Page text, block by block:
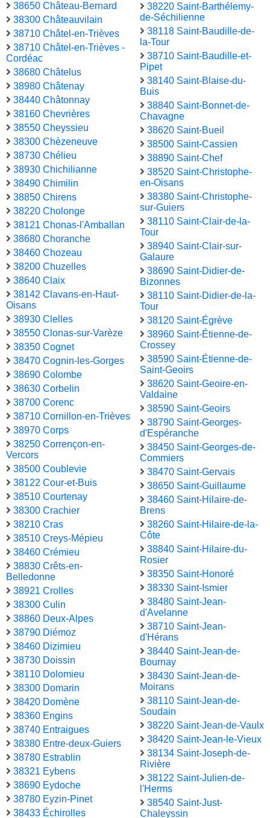
38650 Château-Bernard
38300 Châteauvilain
38710 Châtel-en-Trièves
38710 Châtel-en-Trièves -
Cordéac
38680 Châtelus
38980 Châtenay
38440 Châtonnay
38160 Chevrières
38550 Cheyssieu
38300 Chèzeneuve
38730 Chélieu
38930 Chichilianne
38490 Chimilin
38850 Chirens
38220 Cholonge
38121 Chonas-l'Amballan
38680 Choranche
38460 Chozeau
38200 Chuzelles
38640 Claix
38142 Clavans-en-Haut-
Oisans
38930 Clelles
38550 Clonas-sur-Varèze
38350 Cognet
38470 Cognin-les-Gorges
38690 Colombe
38630 Corbelin
38700 Corenc
38710 Cornillon-en-Trièves
38970 Corps
38250 Corrençon-en-
Vercors
38500 Coublevie
38122 Cour-et-Buis
38510 Courtenay
38300 Crachier
38210 Cras
38510 Creys-Mépieu
38460 Crémieu
38830 Crêts-en-
Belledonne
38921 Crolles
38300 Culin
38860 Deux-Alpes
38790 Diémoz
38460 Dizimieu
38730 Doissin
38110 Dolomieu
38300 Domarin
38420 Domène
38360 Engins
38740 Entraigues
38380 Entre-deux-Guiers
38780 Estrablin
38321 Eybens
38690 Eydoche
38780 Eyzin-Pinet
38433 Échirolles
38220 Saint-Barthélemy-
de-Séchilienne
38118 Saint-Baudille-de-
la-Tour
38710 Saint-Baudille-et-
Pipet
38140 Saint-Blaise-du-
Buis
38840 Saint-Bonnet-de-
Chavagne
38620 Saint-Bueil
38500 Saint-Cassien
38890 Saint-Chef
38520 Saint-Christophe-
en-Oisans
38380 Saint-Christophe-
sur-Guiers
38110 Saint-Clair-de-la-
Tour
38940 Saint-Clair-sur-
Galaure
38690 Saint-Didier-de-
Bizonnes
38110 Saint-Didier-de-la-
Tour
38120 Saint-Égrève
38960 Saint-Étienne-de-
Crossey
38590 Saint-Étienne-de-
Saint-Geoirs
38620 Saint-Geoire-en-
Valdaine
38590 Saint-Geoirs
38790 Saint-Georges-
d'Espéranche
38450 Saint-Georges-de-
Commiers
38470 Saint-Gervais
38650 Saint-Guillaume
38460 Saint-Hilaire-de-
Brens
38260 Saint-Hilaire-de-la-
Côte
38840 Saint-Hilaire-du-
Rosier
38350 Saint-Honoré
38330 Saint-Ismier
38480 Saint-Jean-
d'Avelanne
38710 Saint-Jean-
d'Hérans
38440 Saint-Jean-de-
Bournay
38430 Saint-Jean-de-
Moirans
38110 Saint-Jean-de-
Soudain
38220 Saint-Jean-de-Vaulx
38420 Saint-Jean-le-Vieux
38134 Saint-Joseph-de-
Rivière
38122 Saint-Julien-de-
l'Herms
38540 Saint-Just-
Chaleyssin